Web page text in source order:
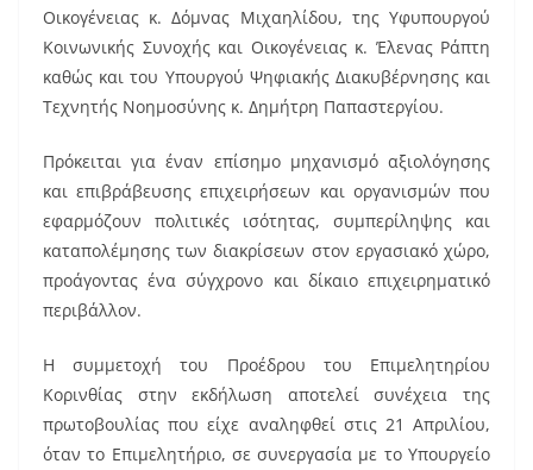
Οικογένειας κ. Δόμνας Μιχαηλίδου, της Υφυπουργού
Κοινωνικής Συνοχής και Οικογένειας κ. Έλενας Ράπτη
καθώς και του Υπουργού Ψηφιακής Διακυβέρνησης και
Τεχνητής Νοημοσύνης κ. Δημήτρη Παπαστεργίου.
Πρόκειται για έναν επίσημο μηχανισμό αξιολόγησης
και επιβράβευσης επιχειρήσεων και οργανισμών που
εφαρμόζουν πολιτικές ισότητας, συμπερίληψης και
καταπολέμησης των διακρίσεων στον εργασιακό χώρο,
προάγοντας ένα σύγχρονο και δίκαιο επιχειρηματικό
περιβάλλον.
Η συμμετοχή του Προέδρου του Επιμελητηρίου
Κορινθίας στην εκδήλωση αποτελεί συνέχεια της
πρωτοβουλίας που είχε αναληφθεί στις 21 Απριλίου,
όταν το Επιμελητήριο, σε συνεργασία με το Υπουργείο